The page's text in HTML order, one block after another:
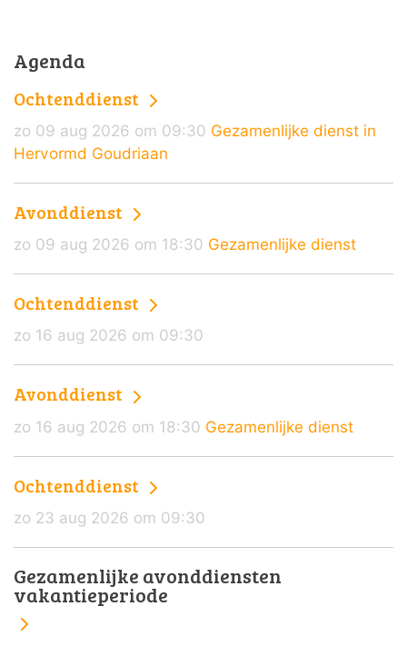
Agenda
Ochtenddienst
zo 09 aug 2026 om 09:30 Gezamenlijke dienst in
Hervormd Goudriaan
Avonddienst
zo 09 aug 2026 om 18:30 Gezamenlijke dienst
Ochtenddienst
zo 16 aug 2026 om 09:30
Avonddienst
zo 16 aug 2026 om 18:30 Gezamenlijke dienst
Ochtenddienst
zo 23 aug 2026 om 09:30
Gezamenlijke avonddiensten
vakantieperiode